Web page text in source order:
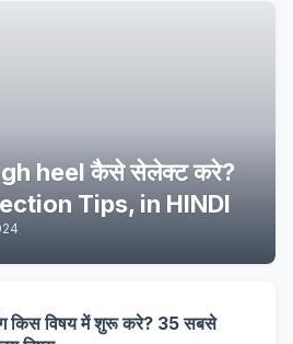
heel कैसे सेलेक्ट करे?
Tips, in HINDI
किस विषय में शुरू करे? 35 सबसे